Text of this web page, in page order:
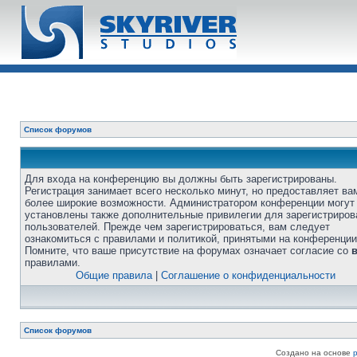
Список форумов
Для входа на конференцию вы должны быть зарегистрированы.
Регистрация занимает всего несколько минут, но предоставляет
более широкие возможности. Администратором конференции
установлены также дополнительные привилегии для
пользователей. Прежде чем зарегистрироваться, вам следует
ознакомиться с правилами и политикой, принятыми на
Помните, что ваше присутствие на форумах означает согласие со
правилами.
Общие правила| Соглашение о конфиденциальности
Список форумов
Создано на основе